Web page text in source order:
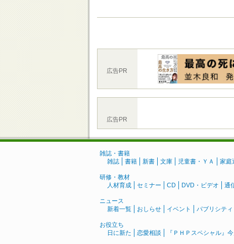
広告PR
広告PR
雑誌・書籍
雑誌
書籍 新書 文庫 児童書・ＹＡ 家庭
研修・教材
人材育成
セミナー CD DVD・ビデオ 通
ニュース
新着一覧
おしらせ イベント パブリシティ
お役立ち
日に新た
恋愛相談 『ＰＨＰスペシャル』